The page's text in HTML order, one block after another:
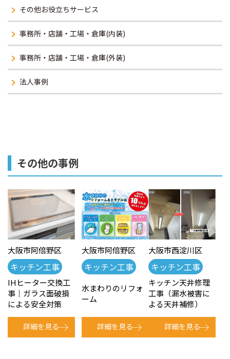
その他お役立ちサービス
事務所・店舗・工場・倉庫(内装)
事務所・店舗・工場・倉庫(外装)
法人事例
その他の事例
大阪市阿倍野区
キッチン工事
IHヒーター交換工
事｜ガラス面破損
による安全対策
詳細を見る
大阪市阿倍野区
キッチン工事
水まわりのリフォ
ーム
詳細を見る
大阪市西淀川区
キッチン工事
キッチン天井修理
工事（漏水被害に
よる天井補修）
詳細を見る